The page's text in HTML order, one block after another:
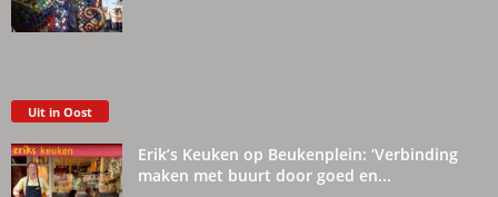
Uit in Oost
Erik’s Keuken op Beukenplein: ‘Verbinding
maken met buurt door goed en...